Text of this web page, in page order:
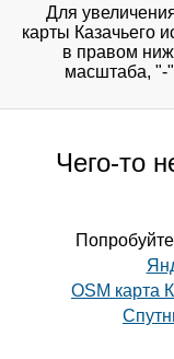
Для
карты Казачьего
в правом
масштаба, "-
Чего-то
OSM карта